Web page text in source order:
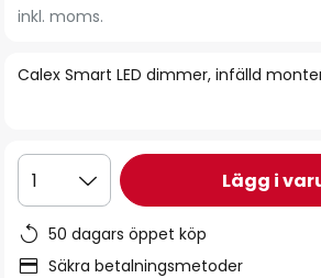
början
bildgalleriet
Calex Smart LED dimmer, infälld
inkl. moms.
1 Lägg i
50 dagars öppet köp
Säkra betalningsmetoder